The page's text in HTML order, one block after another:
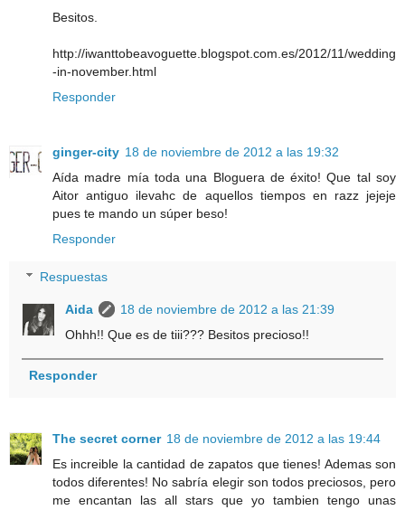
Besitos.
http://iwanttobeavoguette.blogspot.com.es/2012/11/wedding
-in-november.html
Responder
ginger-city 18 de noviembre de 2012 a las 19:32
Aída madre mía toda una Bloguera de éxito! Que tal soy
Aitor antiguo ilevahc de aquellos tiempos en razz jejeje
pues te mando un súper beso!
Responder
Respuestas
Aida
18 de noviembre de 2012 a las 21:39
Ohhh!! Que es de tiii??? Besitos precioso!!
Responder
The secret corner 18 de noviembre de 2012 a las 19:44
Es increible la cantidad de zapatos que tienes! Ademas son
todos diferentes! No sabría elegir son todos preciosos, pero
me encantan las all stars que yo tambien tengo unas